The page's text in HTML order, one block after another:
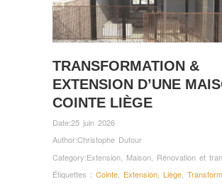
TRANSFORMATION &
EXTENSION D’UNE
COINTE LIÈGE
Date:25 juin 2026
Author:Christophe Dufour
Category:Extension Maison Rénovation et
Étiquettes : Cointe, Extension, Liège,